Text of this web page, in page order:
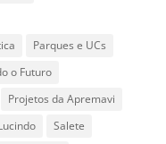
Parques e UCs
o Futuro
Projetos da Apremavi
Salete